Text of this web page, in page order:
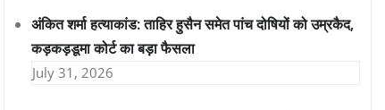
अंकित शर्मा हत्याकांड: ताहिर हुसैन समेत पांच दोषियों को उम्रकैद,
कड़कड़डूमा कोर्ट का बड़ा फैसला
July 31, 2026